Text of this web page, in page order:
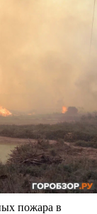
пожара в